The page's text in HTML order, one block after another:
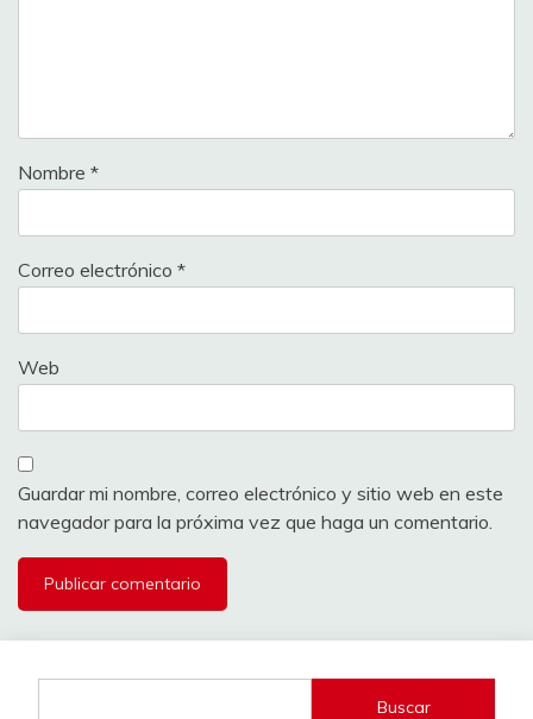
Nombre *
Correo electrónico *
Web
Guardar mi nombre, correo electrónico y sitio web en este
navegador para la próxima vez que haga un comentario.
Buscar